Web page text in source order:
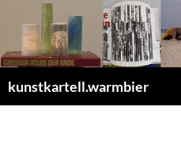
Inhalt
springen
kunstkartell.warmbier